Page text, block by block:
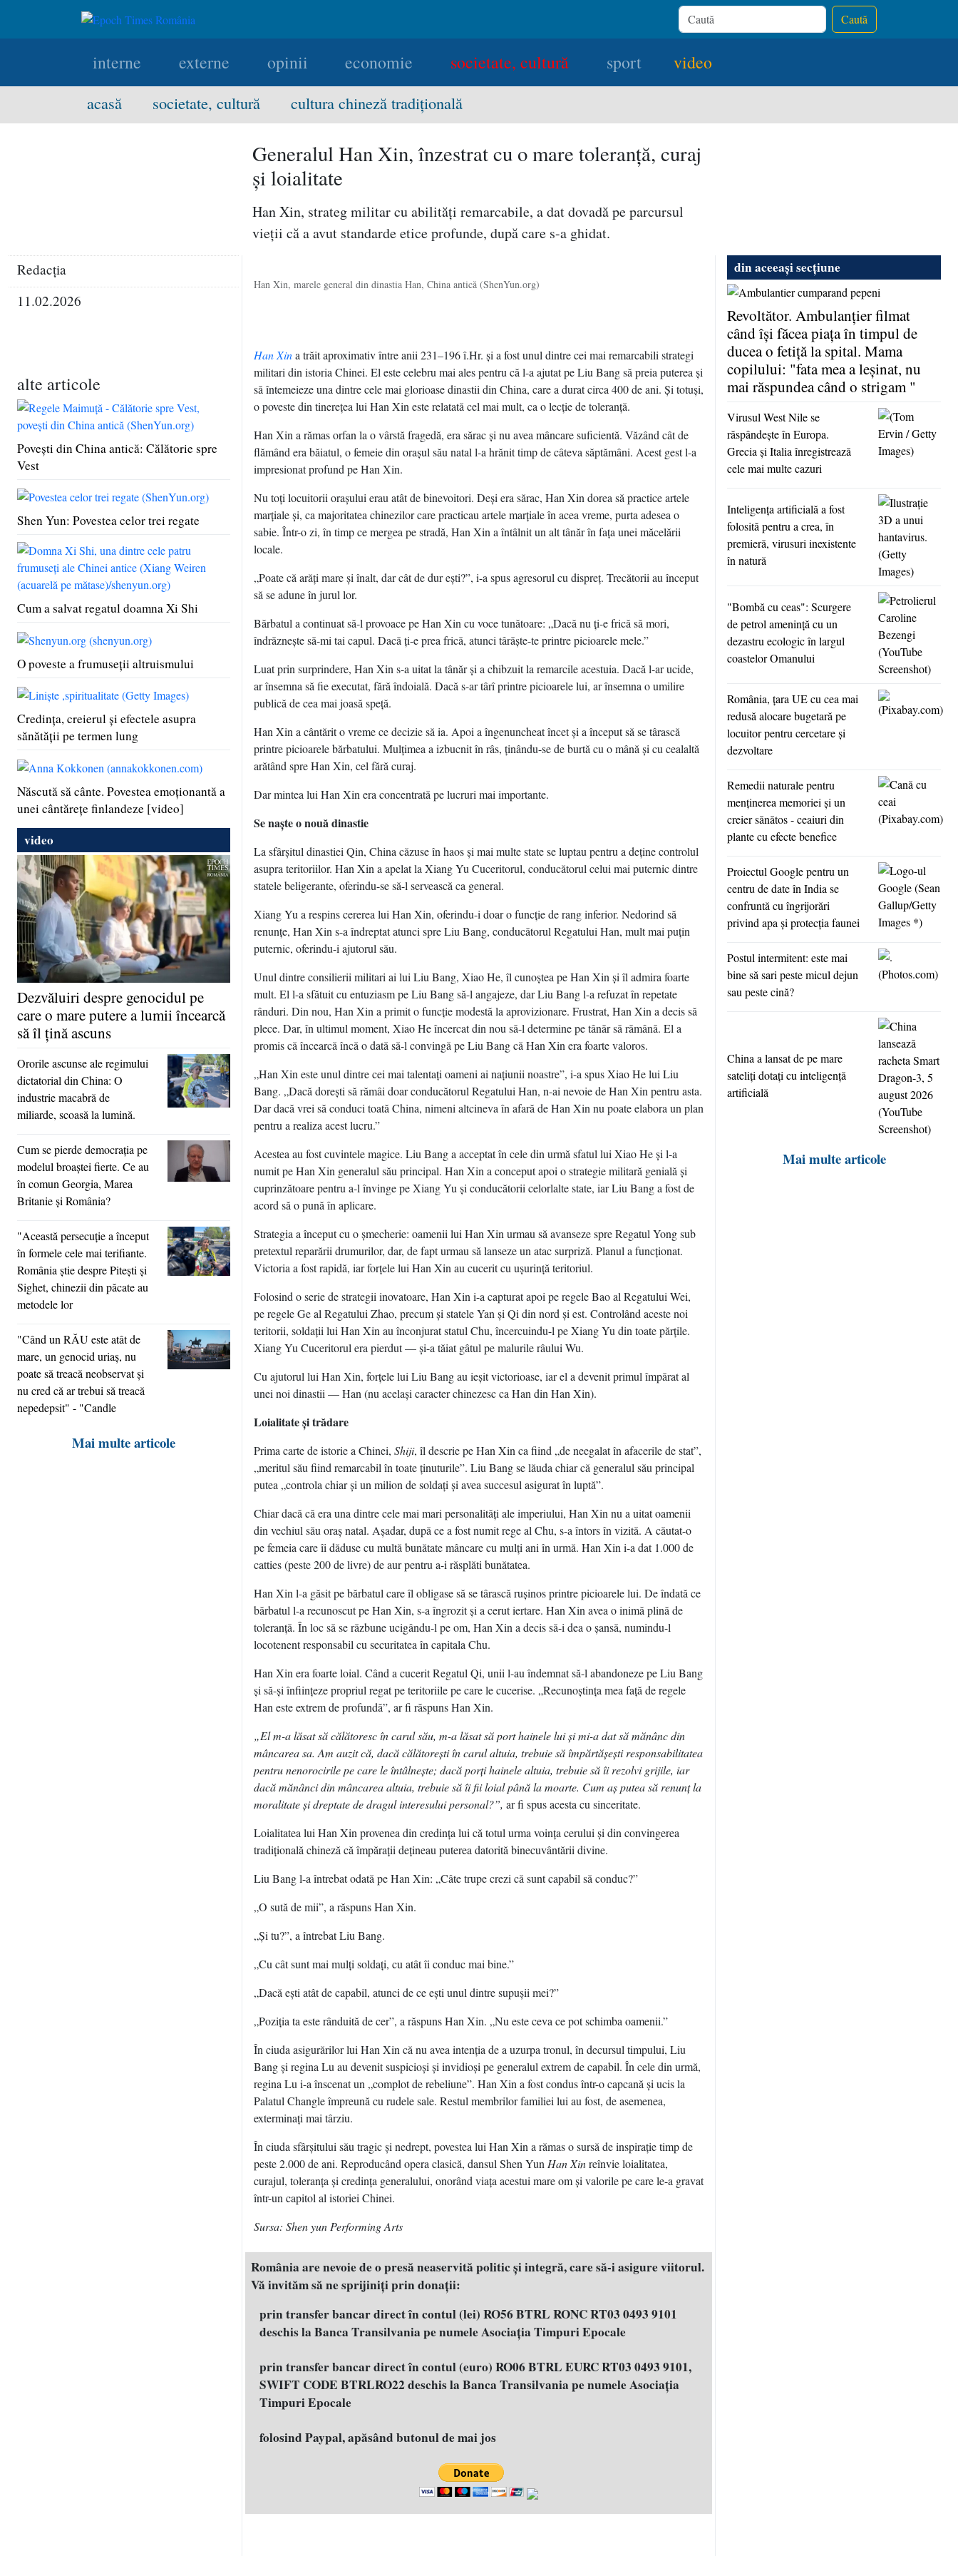
Caută
interne externe opinii economie societate, cultură sport video
acasă societate, cultură cultura chineză tradiţională
Generalul Han Xin, înzestrat cu o mare toleranţă, curaj
şi loialitate
Han Xin, strateg militar cu abilităţi remarcabile, a dat dovadă pe parcursul
vieţii că a avut standarde etice profunde, după care s-a ghidat.
Redacţia
11.02.2026
alte articole
Poveşti din China antică: Călătorie spre
Vest
Shen Yun: Povestea celor trei regate
Cum a salvat regatul doamna Xi Shi
O poveste a frumuseţii altruismului
Credinţa, creierul şi efectele asupra
sănătăţii pe termen lung
Născută să cânte. Povestea emoţionantă a
unei cântăreţe finlandeze [video]
video
Dezvăluiri despre genocidul pe
care o mare putere a lumii încearcă
să îl ţină ascuns
Ororile ascunse ale regimului
dictatorial din China: O
industrie macabră de
miliarde, scoasă la lumină.
Cum se pierde democraţia pe
modelul broaştei fierte. Ce au
în comun Georgia, Marea
Britanie şi România?
"Această persecuţie a început
în formele cele mai terifiante.
România ştie despre Piteşti şi
Sighet, chinezii din păcate au
metodele lor
"Când un RĂU este atât de
mare, un genocid uriaş, nu
poate să treacă neobservat şi
nu cred că ar trebui să treacă
nepedepsit" - "Candle
Mai multe articole
Han Xin, marele general din dinastia Han, China antică (ShenYun.org)
Han Xina trăit aproximativ între anii 231–196 î.Hr. şi a fost unul dintre cei mai remarcabili strategi
militari din istoria Chinei. El este celebru mai ales pentru că l-a ajutat pe Liu Bang să preia puterea şi
să întemeieze una dintre cele mai glorioase dinastii din China, care a durat circa 400 de ani. Şi totuşi,
o poveste din tinereţea lui Han Xin este relatată cel mai mult, ca o lecţie de toleranţă.
Han Xin a rămas orfan la o vârstă fragedă, era sărac şi nu avea mâncare suficientă. Văzând cât de
flămând era băiatul, o femeie din oraşul său natal l-a hrănit timp de câteva săptămâni. Acest gest l-a
impresionat profund pe Han Xin.
Nu toţi locuitorii oraşului erau atât de binevoitori. Deşi era sărac, Han Xin dorea să practice artele
marţiale şi, ca majoritatea chinezilor care practicau artele marţiale în acea vreme, purta adesea o
sabie. Într-o zi, în timp ce mergea pe stradă, Han Xin a întâlnit un alt tânăr în faţa unei măcelării
locale.
„Poate că arăţi mare şi înalt, dar cât de dur eşti?”, i-a spus agresorul cu dispreţ. Trecătorii au început
să se adune în jurul lor.
Bărbatul a continuat să-l provoace pe Han Xin cu voce tunătoare: „Dacă nu ţi-e frică să mori,
îndrăzneşte să-mi tai capul. Dacă ţi-e prea frică, atunci târăşte-te printre picioarele mele.”
Luat prin surprindere, Han Xin s-a uitat la tânăr şi a chibzuit la remarcile acestuia. Dacă l-ar ucide,
ar însemna să fie executat, fără îndoială. Dacă s-ar târî printre picioarele lui, ar însemna o umilire
publică de cea mai joasă speţă.
Han Xin a cântărit o vreme ce decizie să ia. Apoi a îngenuncheat încet şi a început să se târască
printre picioarele bărbatului. Mulţimea a izbucnit în râs, ţinându-se de burtă cu o mână şi cu cealaltă
arătând spre Han Xin, cel fără curaj.
Dar mintea lui Han Xin era concentrată pe lucruri mai importante.
Se naşte o nouă dinastie
La sfârşitul dinastiei Qin, China căzuse în haos şi mai multe state se luptau pentru a deţine controlul
asupra teritoriilor. Han Xin a apelat la Xiang Yu Cuceritorul, conducătorul celui mai puternic dintre
statele beligerante, oferindu-se să-l servească ca general.
Xiang Yu a respins cererea lui Han Xin, oferindu-i doar o funcţie de rang inferior. Nedorind să
renunţe, Han Xin s-a îndreptat atunci spre Liu Bang, conducătorul Regatului Han, mult mai puţin
puternic, oferindu-i ajutorul său.
Unul dintre consilierii militari ai lui Liu Bang, Xiao He, îl cunoştea pe Han Xin şi îl admira foarte
mult. El l-a sfătuit cu entuziasm pe Liu Bang să-l angajeze, dar Liu Bang l-a refuzat în repetate
rânduri. Din nou, Han Xin a primit o funcţie modestă la aprovizionare. Frustrat, Han Xin a decis să
plece. Dar, în ultimul moment, Xiao He încercat din nou să-l determine pe tânăr să rămână. El a
promis că încearcă încă o dată să-l convingă pe Liu Bang că Han Xin era foarte valoros.
„Han Xin este unul dintre cei mai talentaţi oameni ai naţiunii noastre”, i-a spus Xiao He lui Liu
Bang. „Dacă doreşti să rămâi doar conducătorul Regatului Han, n-ai nevoie de Han Xin pentru asta.
Dar dacă vrei să conduci toată China, nimeni altcineva în afară de Han Xin nu poate elabora un plan
pentru a realiza acest lucru.”
Acestea au fost cuvintele magice. Liu Bang a acceptat în cele din urmă sfatul lui Xiao He şi l-a
numit pe Han Xin generalul său principal. Han Xin a conceput apoi o strategie militară genială şi
cuprinzătoare pentru a-l învinge pe Xiang Yu şi conducătorii celorlalte state, iar Liu Bang a fost de
acord să o pună în aplicare.
Strategia a început cu o şmecherie: oamenii lui Han Xin urmau să avanseze spre Regatul Yong sub
pretextul reparării drumurilor, dar, de fapt urmau să lanseze un atac surpriză. Planul a funcţionat.
Victoria a fost rapidă, iar forţele lui Han Xin au cucerit cu uşurinţă teritoriul.
Folosind o serie de strategii inovatoare, Han Xin i-a capturat apoi pe regele Bao al Regatului Wei,
pe regele Ge al Regatului Zhao, precum şi statele Yan şi Qi din nord şi est. Controlând aceste noi
teritorii, soldaţii lui Han Xin au înconjurat statul Chu, încercuindu-l pe Xiang Yu din toate părţile.
Xiang Yu Cuceritorul era pierdut — şi-a tăiat gâtul pe malurile râului Wu.
Cu ajutorul lui Han Xin, forţele lui Liu Bang au ieşit victorioase, iar el a devenit primul împărat al
unei noi dinastii — Han (nu acelaşi caracter chinezesc ca Han din Han Xin).
Loialitate şi trădare
Prima carte de istorie a Chinei, Shiji, îl descrie pe Han Xin ca fiind „de neegalat în afacerile de stat”,
„meritul său fiind remarcabil în toate ţinuturile”. Liu Bang se lăuda chiar că generalul său principal
putea „controla chiar şi un milion de soldaţi şi avea succesul asigurat în luptă”.
Chiar dacă că era una dintre cele mai mari personalităţi ale imperiului, Han Xin nu a uitat oamenii
din vechiul său oraş natal. Aşadar, după ce a fost numit rege al Chu, s-a întors în vizită. A căutat-o
pe femeia care îi dăduse cu multă bunătate mâncare cu mulţi ani în urmă. Han Xin i-a dat 1.000 de
catties (peste 200 de livre) de aur pentru a-i răsplăti bunătatea.
Han Xin l-a găsit pe bărbatul care îl obligase să se târască ruşinos printre picioarele lui. De îndată ce
bărbatul l-a recunoscut pe Han Xin, s-a îngrozit şi a cerut iertare. Han Xin avea o inimă plină de
toleranţă. În loc să se răzbune ucigându-l pe om, Han Xin a decis să-i dea o şansă, numindu-l
locotenent responsabil cu securitatea în capitala Chu.
Han Xin era foarte loial. Când a cucerit Regatul Qi, unii l-au îndemnat să-l abandoneze pe Liu Bang
şi să-şi înfiinţeze propriul regat pe teritoriile pe care le cucerise. „Recunoştinţa mea faţă de regele
Han este extrem de profundă”, ar fi răspuns Han Xin.
„El m-a lăsat să călătoresc în carul său, m-a lăsat să port hainele lui şi mi-a dat să mănânc din
mâncarea sa. Am auzit că, dacă călătoreşti în carul altuia, trebuie să împărtăşeşti responsabilitatea
pentru nenorocirile pe care le întâlneşte; dacă porţi hainele altuia, trebuie să îi rezolvi grijile, iar
dacă mănânci din mâncarea altuia, trebuie să îi fii loial până la moarte. Cum aş putea să renunţ la
moralitate şi dreptate de dragul interesului personal?”, ar fi spus acesta cu sinceritate.
Loialitatea lui Han Xin provenea din credinţa lui că totul urma voinţa cerului şi din convingerea
tradiţională chineză că împăraţii deţineau puterea datorită binecuvântării divine.
Liu Bang l-a întrebat odată pe Han Xin: „Câte trupe crezi că sunt capabil să conduc?”
„O sută de mii”, a răspuns Han Xin.
„Şi tu?”, a întrebat Liu Bang.
„Cu cât sunt mai mulţi soldaţi, cu atât îi conduc mai bine.”
„Dacă eşti atât de capabil, atunci de ce eşti unul dintre supuşii mei?”
„Poziţia ta este rânduită de cer”, a răspuns Han Xin. „Nu este ceva ce pot schimba oamenii.”
În ciuda asigurărilor lui Han Xin că nu avea intenţia de a uzurpa tronul, în decursul timpului, Liu
Bang şi regina Lu au devenit suspicioşi şi invidioşi pe generalul extrem de capabil. În cele din urmă,
regina Lu i-a înscenat un „complot de rebeliune”. Han Xin a fost condus într-o capcană şi ucis la
Palatul Changle împreună cu rudele sale. Restul membrilor familiei lui au fost, de asemenea,
exterminaţi mai târziu.
În ciuda sfârşitului său tragic şi nedrept, povestea lui Han Xin a rămas o sursă de inspiraţie timp de
peste 2.000 de ani. Reproducând opera clasică, dansul Shen Yun Han Xinreînvie loialitatea,
curajul, toleranţa şi credinţa generalului, onorând viaţa acestui mare om şi valorile pe care le-a gravat
într-un capitol al istoriei Chinei.
Sursa: Shen yun Performing Arts
România are nevoie de o presă neaservită politic şi integră, care să-i asigure viitorul.
Vă invităm să ne sprijiniţi prin donaţii:
prin transfer bancar direct în contul (lei) RO56 BTRL RONC RT03 0493 9101
deschis la Banca Transilvania pe numele Asociația Timpuri Epocale
prin transfer bancar direct în contul (euro) RO06 BTRL EURC RT03 0493 9101,
SWIFT CODE BTRLRO22 deschis la Banca Transilvania pe numele Asociația
Timpuri Epocale
folosind Paypal, apăsând butonul de mai jos
din aceeași secțiune
Revoltător. Ambulanţier filmat
când îşi făcea piaţa în timpul de
ducea o fetiţă la spital. Mama
copilului: "fata mea a leşinat, nu
mai răspundea când o strigam "
Virusul West Nile se
răspândeşte în Europa.
Grecia şi Italia înregistrează
cele mai multe cazuri
Inteligenţa artificială a fost
folosită pentru a crea, în
premieră, virusuri inexistente
în natură
"Bombă cu ceas": Scurgere
de petrol ameninţă cu un
dezastru ecologic în largul
coastelor Omanului
România, ţara UE cu cea mai
redusă alocare bugetară pe
locuitor pentru cercetare şi
dezvoltare
Remedii naturale pentru
menţinerea memoriei şi un
creier sănătos - ceaiuri din
plante cu efecte benefice
Proiectul Google pentru un
centru de date în India se
confruntă cu îngrijorări
privind apa şi protecţia faunei
Postul intermitent: este mai
bine să sari peste micul dejun
sau peste cină?
China a lansat de pe mare
sateliţi dotaţi cu inteligenţă
artificială
Mai multe articole